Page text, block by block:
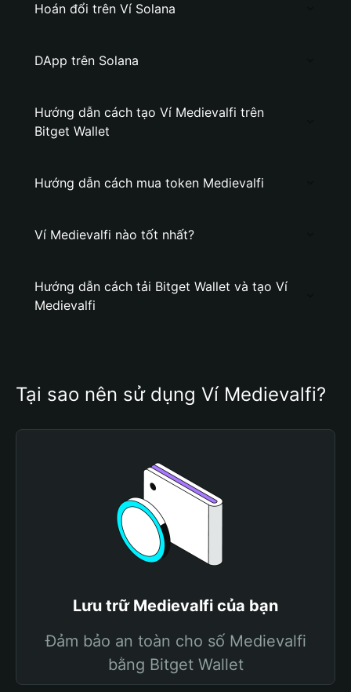
Hoán đổi trên Ví Solana
DApp trên Solana
Hướng dẫn cách tạo Ví Medievalfi trên
Bitget Wallet
Hướng dẫn cách mua token Medievalfi
Ví Medievalfi nào tốt nhất?
Hướng dẫn cách tải Bitget Wallet và tạo Ví
Medievalfi
Tại sao nên sử dụng Ví Medievalfi?
Lưu trữ Medievalfi của bạn
Đảm bảo an toàn cho số Medievalfi
bằng Bitget Wallet